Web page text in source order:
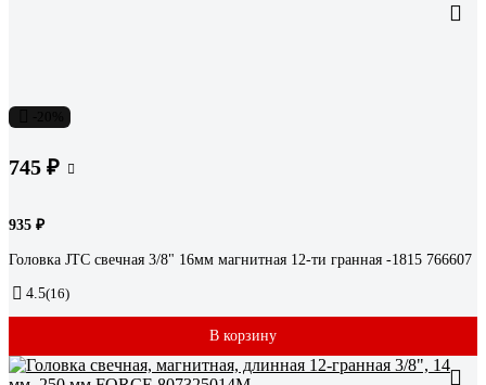
745 ₽
935 ₽
Головка JTC свечная 3/8" 16мм магнитная 12-ти гранная -1815 766607
4.5(16)
В корзину